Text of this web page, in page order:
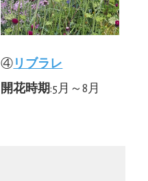
④ リブラレ
開花時期:5月～8月